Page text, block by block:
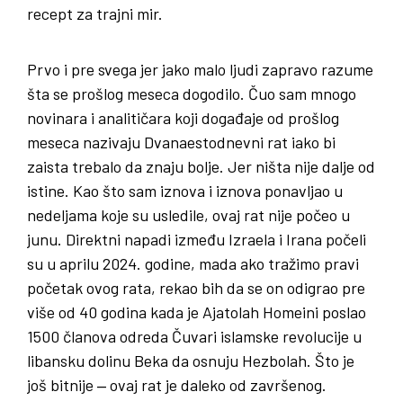
recept za trajni mir.
Prvo i pre svega jer jako malo ljudi zapravo razume
šta se prošlog meseca dogodilo. Čuo sam mnogo
novinara i analitičara koji događaje od prošlog
meseca nazivaju Dvanaestodnevni rat iako bi
zaista trebalo da znaju bolje. Jer ništa nije dalje od
istine. Kao što sam iznova i iznova ponavljao u
nedeljama koje su usledile, ovaj rat nije počeo u
junu. Direktni napadi između Izraela i Irana počeli
su u aprilu 2024. godine, mada ako tražimo pravi
početak ovog rata, rekao bih da se on odigrao pre
više od 40 godina kada je Ajatolah Homeini poslao
1500 članova odreda Čuvari islamske revolucije u
libansku dolinu Beka da osnuju Hezbolah. Što je
još bitnije ‒ ovaj rat je daleko od završenog.